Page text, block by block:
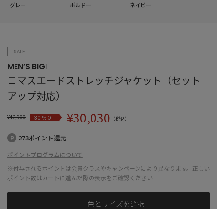
グレー ボルドー ネイビー
SALE
MEN’S BIGI
コマスエードストレッチジャケット（セット
アップ対応）
¥42,900 30 % OFF ¥30,030 （税込）
273ポイント還元
ポイントプログラムについて
※付与されるポイントは会員クラスやキャンペーンにより異なります。正しい
ポイント数はカートに進んだ際の表示をご確認ください
色とサイズを選択